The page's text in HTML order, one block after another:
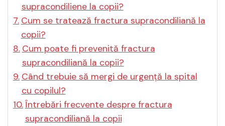
supracondiliene la copii?
Cum se tratează fractura supracondiliană la
copii?
Cum poate fi prevenită fractura
supracondiliană la copii?
Când trebuie să mergi de urgență la spital
cu copilul?
Întrebări frecvente despre fractura
supracondiliană la copii